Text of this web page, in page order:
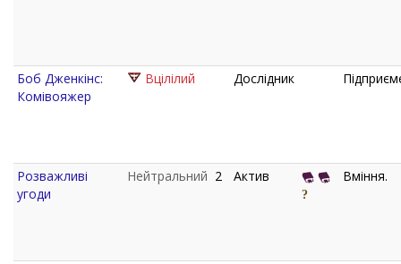
Боб Дженкінс:
Комівояжер
Вцілілий Дослідник
Розважливі
угоди
Нейтральний 2 Актив Вміння.